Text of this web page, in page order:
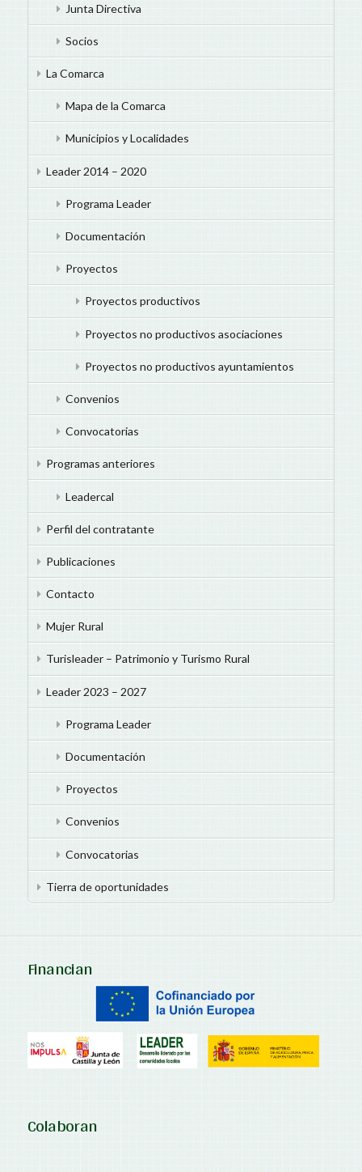
Junta Directiva
Socios
La Comarca
Mapa de la Comarca
Municipios y Localidades
Leader 2014 – 2020
Programa Leader
Documentación
Proyectos
Proyectos productivos
Proyectos no productivos asociaciones
Proyectos no productivos ayuntamientos
Convenios
Convocatorias
Programas anteriores
Leadercal
Perfil del contratante
Publicaciones
Contacto
Mujer Rural
Turisleader – Patrimonio y Turismo Rural
Leader 2023 – 2027
Programa Leader
Documentación
Proyectos
Convenios
Convocatorias
Tierra de oportunidades
Financian
Colaboran